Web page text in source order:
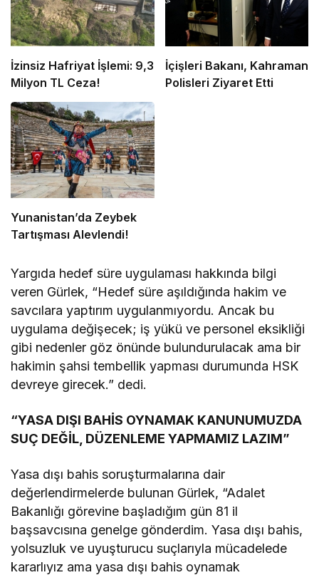
İzinsiz Hafriyat İşlemi: 9,3
Milyon TL Ceza!
İçişleri Bakanı, Kahraman
Polisleri Ziyaret Etti
Yunanistan’da Zeybek
Tartışması Alevlendi!
Yargıda hedef süre uygulaması hakkında bilgi
veren Gürlek, “Hedef süre aşıldığında hakim ve
savcılara yaptırım uygulanmıyordu. Ancak bu
uygulama değişecek; iş yükü ve personel eksikliği
gibi nedenler göz önünde bulundurulacak ama bir
hakimin şahsi tembellik yapması durumunda HSK
devreye girecek.” dedi.
“YASA DIŞI BAHİS OYNAMAK KANUNUMUZDA
SUÇ DEĞİL, DÜZENLEME YAPMAMIZ LAZIM”
Yasa dışı bahis soruşturmalarına dair
değerlendirmelerde bulunan Gürlek, “Adalet
Bakanlığı görevine başladığım gün 81 il
başsavcısına genelge gönderdim. Yasa dışı bahis,
yolsuzluk ve uyuşturucu suçlarıyla mücadelede
kararlıyız ama yasa dışı bahis oynamak